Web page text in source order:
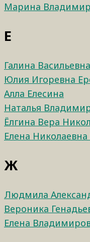
Марина
Е
Галина
Юлия Игоревна
Алла Елесина
Наталья
Ёлгина Вера
Елена Николаевна
Ж
Людмила
Вероника
Елена